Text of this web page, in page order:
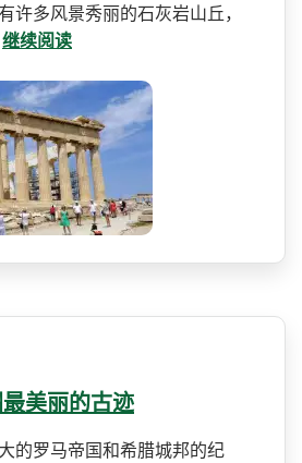
许多风景秀丽的石­灰岩山丘，
继续阅读
最美丽的古迹
的罗马帝­国和希腊城邦的纪